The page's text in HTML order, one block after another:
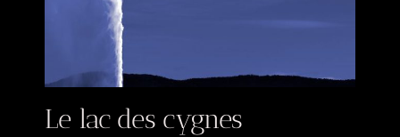
Le lac des cygnes